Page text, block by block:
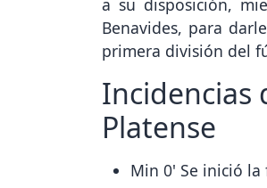
a su disposición,
Benavides, para
primera división del
Incidencias
Platense
Min 0' Se inició